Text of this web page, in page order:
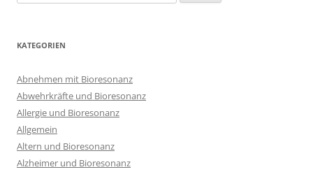
nach:
KATEGORIEN
Abnehmen mit Bioresonanz
Abwehrkräfte und Bioresonanz
Allergie und Bioresonanz
Allgemein
Altern und Bioresonanz
Alzheimer und Bioresonanz